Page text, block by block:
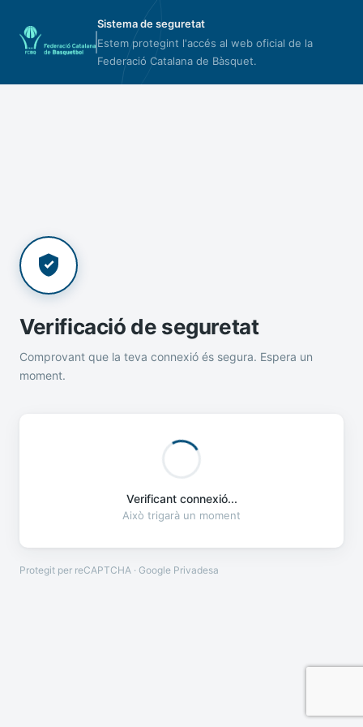
Sistema de seguretat
Estem protegint l'accés al web oficial de la
Federació Catalana de Bàsquet.
Verificació de seguretat
Comprovant que la teva connexió és segura. Espera un
moment.
Verificant connexió...
Això trigarà un moment
Protegit per reCAPTCHA · Google Privadesa